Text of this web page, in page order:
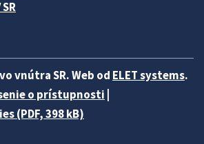
vnútra SR. Web od ELET systems.
o prístupnosti
(PDF, 398 kB)